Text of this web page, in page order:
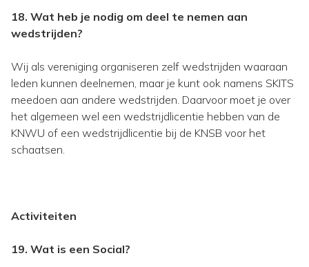
18. Wat heb je nodig om deel te nemen aan
wedstrijden?
Wij als vereniging organiseren zelf wedstrijden waaraan
leden kunnen deelnemen, maar je kunt ook namens SKITS
meedoen aan andere wedstrijden. Daarvoor moet je over
het algemeen wel een wedstrijdlicentie hebben van de
KNWU of een wedstrijdlicentie bij de KNSB voor het
schaatsen.
Activiteiten
19. Wat is een Social?